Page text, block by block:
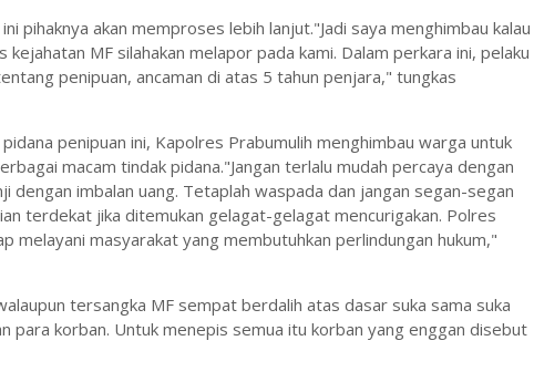
pihaknya akan memproses lebih lanjut."Jadi saya menghimbau kalau
kejahatan MF silahakan melapor pada kami. Dalam perkara ini, pelaku
penipuan, ancaman di atas 5 tahun penjara," tungkas
penipuan ini, Kapolres Prabumulih menghimbau warga untuk
macam tindak pidana."Jangan terlalu mudah percaya dengan
dengan imbalan uang. Tetaplah waspada dan jangan segan-segan
terdekat jika ditemukan gelagat-gelagat mencurigakan. Polres
melayani masyarakat yang membutuhkan perlindungan hukum,"
tersangka MF sempat berdalih atas dasar suka sama suka
para korban. Untuk menepis semua itu korban yang enggan disebut